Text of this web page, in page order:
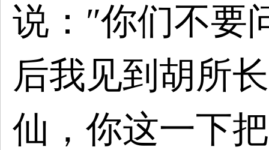
说：″你们不要
后我见到胡所
仙，你这一下